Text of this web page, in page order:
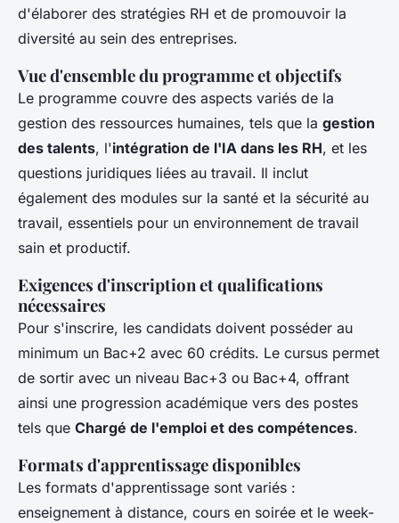
d'élaborer des stratégies RH et de promouvoir la
diversité au sein des entreprises.
Vue d'ensemble du programme et objectifs
Le programme couvre des aspects variés de la
gestion des ressources humaines, tels que la gestion
des talents, l'intégration de l'IA dans les RH, et les
questions juridiques liées au travail. Il inclut
également des modules sur la santé et la sécurité au
travail, essentiels pour un environnement de travail
sain et productif.
Exigences d'inscription et qualifications
nécessaires
Pour s'inscrire, les candidats doivent posséder au
minimum un Bac+2 avec 60 crédits. Le cursus permet
de sortir avec un niveau Bac+3 ou Bac+4, offrant
ainsi une progression académique vers des postes
tels que Chargé de l'emploi et des compétences.
Formats d'apprentissage disponibles
Les formats d'apprentissage sont variés :
enseignement à distance, cours en soirée et le week-